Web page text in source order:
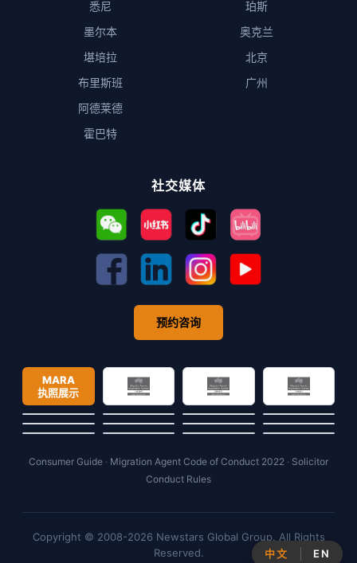
悉尼
墨尔本
堪培拉
布里斯班
阿德莱德
霍巴特
珀斯
奥克兰
北京
广州
社交媒体
预约咨询
MARA
执照展示
Consumer Guide · Migration Agent Code of Conduct 2022 · Solicitor
Conduct Rules
Copyright © 2008-2026 Newstars Global Group. All Rights
Reserved.
中文 EN